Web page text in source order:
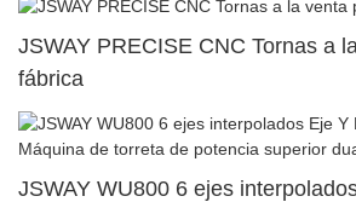
JSWAY PRECISE CNC Tornas a
fábrica
JSWAY WU800 6 ejes